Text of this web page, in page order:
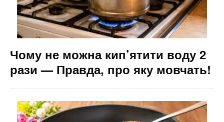
Чому не можна кип’ятити воду 2
рази — Правда, про яку мовчать!